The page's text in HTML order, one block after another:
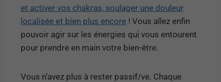
et activer vos chakras, soulager une douleur
localisée et bien plus encore ! Vous allez enfin
pouvoir agir sur les énergies qui vous entourent
pour prendre en main votre bien-être.
Vous n’avez plus à rester passif/ve. Chaque